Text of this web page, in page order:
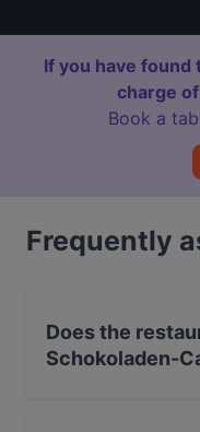
If you have found
charge
Book a
Frequently
Does the
Schokoladen-